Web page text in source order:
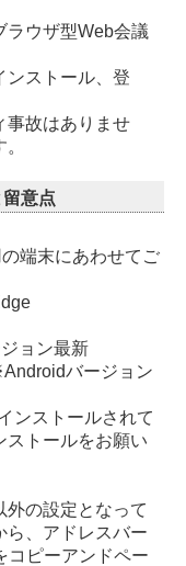
ラウザ型Web会議
ンストール、登
事故はありませ
意点
端末にあわせてご
ョン最新
バージョン
ンストールされて
ストールをお願い
外の設定となって
ら、アドレスバー
コピーアンドペー